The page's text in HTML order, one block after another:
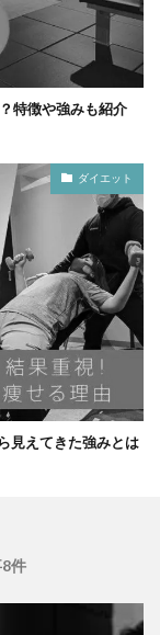
特徴や強みも紹介
ダイエット
見えてきた強みとは
件